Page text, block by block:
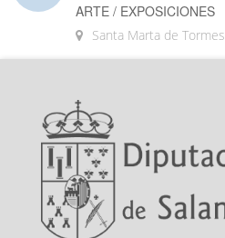
ARTE / EXPOSICIONES
Santa Marta de Tormes